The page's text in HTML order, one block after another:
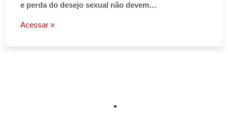
e perda do desejo sexual não devem…
Acessar »